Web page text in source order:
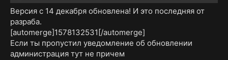
Версия с 14 декабря обновлена! И это последняя от
разраба.
[automerge]1578132531[/automerge]
Если ты пропустил уведомление об обновлении
администрация тут не причем